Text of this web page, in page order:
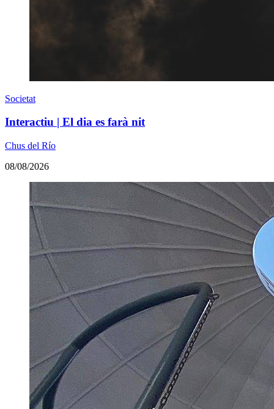
Societat
Interactiu | El dia es farà nit
Chus del Río
08/08/2026